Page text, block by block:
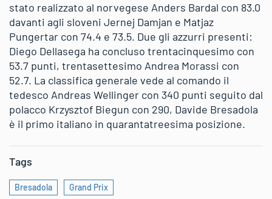
stato realizzato al norvegese Anders Bardal con 83.0
davanti agli sloveni Jernej Damjan e Matjaz
Pungertar con 74.4 e 73.5. Due gli azzurri presenti:
Diego Dellasega ha concluso trentacinquesimo con
53.7 punti, trentasettesimo Andrea Morassi con
52.7. La classifica generale vede al comando il
tedesco Andreas Wellinger con 340 punti seguito dal
polacco Krzysztof Biegun con 290, Davide Bresadola
è il primo italiano in quarantatreesima posizione.
Tags
Bresadola Grand Prix